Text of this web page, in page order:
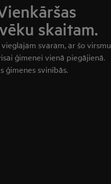
skaitam.
svaram, ar šo virsmu
ģimenei vienā piegājienā.
ģimenes svinībās.